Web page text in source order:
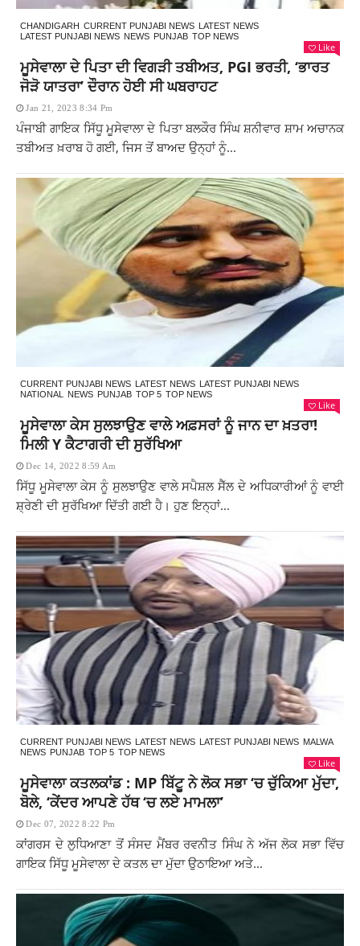
CHANDIGARH CURRENT PUNJABI NEWS LATEST NEWS
LATEST PUNJABI NEWS NEWS PUNJAB TOP NEWS
Like
ਮੂਸੇਵਾਲਾ ਦੇ ਪਿਤਾ ਦੀ ਵਿਗੜੀ ਤਬੀਅਤ, PGI ਭਰਤੀ, ‘ਭਾਰਤ
ਜੋੜੋ ਯਾਤਰਾ’ ਦੌਰਾਨ ਹੋਈ ਸੀ ਘਬਰਾਹਟ
Jan 21, 2023 8:34 Pm
ਪੰਜਾਬੀ ਗਾਇਕ ਸਿੱਧੂ ਮੂਸੇਵਾਲਾ ਦੇ ਪਿਤਾ ਬਲਕੌਰ ਸਿੰਘ ਸ਼ਨੀਵਾਰ ਸ਼ਾਮ ਅਚਾਨਕ
ਤਬੀਅਤ ਖ਼ਰਾਬ ਹੋ ਗਈ, ਜਿਸ ਤੋਂ ਬਾਅਦ ਉਨ੍ਹਾਂ ਨੂੰ...
CURRENT PUNJABI NEWS LATEST NEWS LATEST PUNJABI NEWS
NATIONAL
NEWS PUNJAB TOP 5 TOP NEWS
Like
ਮੂਸੇਵਾਲਾ ਕੇਸ ਸੁਲਝਾਉਣ ਵਾਲੇ ਅਫ਼ਸਰਾਂ ਨੂੰ ਜਾਨ ਦਾ ਖ਼ਤਰਾ!
ਮਿਲੀ Y ਕੈਟਾਗਰੀ ਦੀ ਸੁਰੱਖਿਆ
Dec 14, 2022 8:59 Am
ਸਿੱਧੂ ਮੂਸੇਵਾਲਾ ਕੇਸ ਨੂੰ ਸੁਲਝਾਉਣ ਵਾਲੇ ਸਪੈਸ਼ਲ ਸੈੱਲ ਦੇ ਅਧਿਕਾਰੀਆਂ ਨੂੰ ਵਾਈ
ਸ਼੍ਰੇਣੀ ਦੀ ਸੁਰੱਖਿਆ ਦਿੱਤੀ ਗਈ ਹੈ। ਹੁਣ ਇਨ੍ਹਾਂ...
CURRENT PUNJABI NEWS LATEST NEWS LATEST PUNJABI NEWS MALWA
NEWS PUNJAB TOP 5 TOP NEWS
Like
ਮੂਸੇਵਾਲਾ ਕਤਲਕਾਂਡ : MP ਬਿੱਟੂ ਨੇ ਲੋਕ ਸਭਾ ‘ਚ ਚੁੱਕਿਆ ਮੁੱਦਾ,
ਬੋਲੇ, ‘ਕੇਂਦਰ ਆਪਣੇ ਹੱਥ ‘ਚ ਲਏ ਮਾਮਲਾ’
Dec 07, 2022 8:22 Pm
ਕਾਂਗਰਸ ਦੇ ਲੁਧਿਆਣਾ ਤੋਂ ਸੰਸਦ ਮੈਂਬਰ ਰਵਨੀਤ ਸਿੰਘ ਨੇ ਅੱਜ ਲੋਕ ਸਭਾ ਵਿੱਚ
ਗਾਇਕ ਸਿੱਧੂ ਮੂਸੇਵਾਲਾ ਦੇ ਕਤਲ ਦਾ ਮੁੱਦਾ ਉਠਾਇਆ ਅਤੇ...